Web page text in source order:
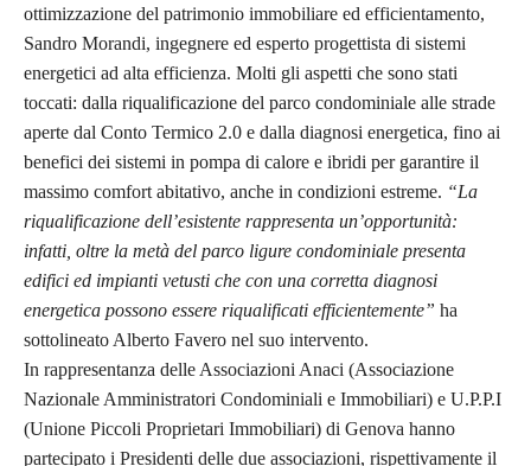
ottimizzazione del patrimonio immobiliare ed efficientamento,
Sandro Morandi, ingegnere ed esperto progettista di sistemi
energetici ad alta efficienza. Molti gli aspetti che sono stati
toccati: dalla riqualificazione del parco condominiale alle strade
aperte dal Conto Termico 2.0 e dalla diagnosi energetica, fino ai
benefici dei sistemi in pompa di calore e ibridi per garantire il
massimo comfort abitativo, anche in condizioni estreme. “La
riqualificazione dell’esistente rappresenta un’opportunità:
infatti, oltre la metà del parco ligure condominiale presenta
edifici ed impianti vetusti che con una corretta diagnosi
energetica possono essere riqualificati efficientemente” ha
sottolineato Alberto Favero nel suo intervento.
In rappresentanza delle Associazioni Anaci (Associazione
Nazionale Amministratori Condominiali e Immobiliari) e U.P.P.I
(Unione Piccoli Proprietari Immobiliari) di Genova hanno
partecipato i Presidenti delle due associazioni, rispettivamente il